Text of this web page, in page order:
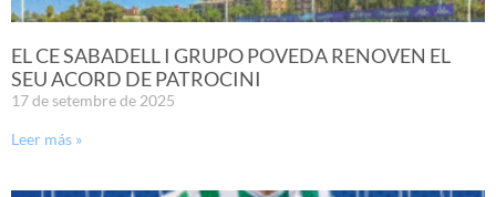
EL CE SABADELL I GRUPO POVEDA RENOVEN EL
SEU ACORD DE PATROCINI
17 de setembre de 2025
Leer más »